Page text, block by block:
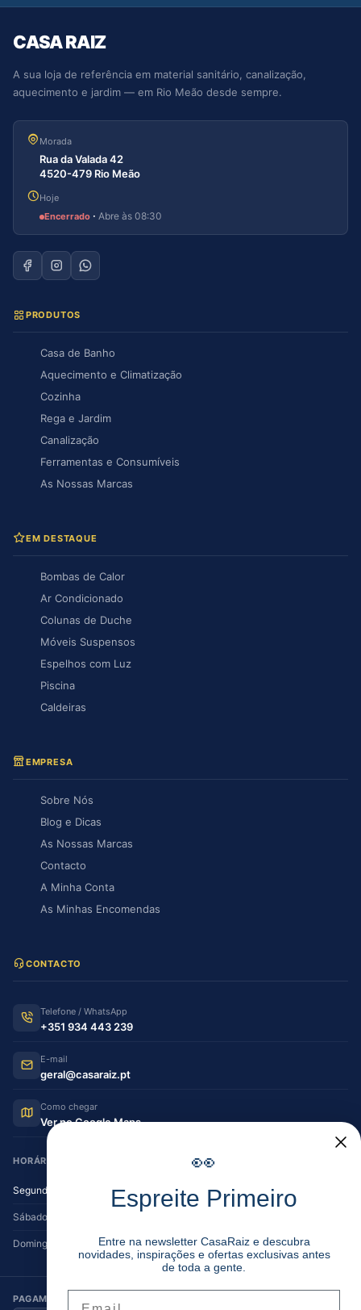
CASA RAIZ
A sua loja de referência em material sanitário, canalização,
aquecimento e jardim — em Rio Meão desde sempre.
Morada
Rua da Valada 42
4520-479 Rio Meão
Hoje
Encerrado · Abre às 08:30
PRODUTOS
Casa de Banho
Aquecimento e Climatização
Cozinha
Rega e Jardim
Canalização
Ferramentas e Consumíveis
As Nossas Marcas
EM DESTAQUE
Bombas de Calor
Ar Condicionado
Colunas de Duche
Móveis Suspensos
Espelhos com Luz
Piscina
Caldeiras
EMPRESA
Sobre Nós
Blog e Dicas
As Nossas Marcas
Contacto
A Minha Conta
As Minhas Encomendas
CONTACTO
Telefone / WhatsApp
+351 934 443 239
E-mail
geral@casaraiz.pt
Como chegar
Ver no Google Maps
HORÁRIO DE FUNCIONAMENTO
Segunda — Sexta 08:30–12:30 | 14:00–19:30
Sábado
Domingo Encerrado
PAGAMENTO SEGURO
👀
Espreite Primeiro
Entre na newsletter CasaRaiz e descubra
novidades, inspirações e ofertas exclusivas antes
de toda a gente.